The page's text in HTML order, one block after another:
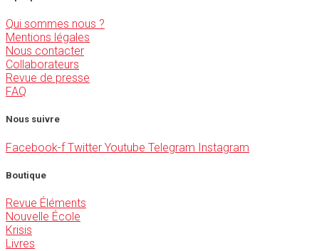
Qui sommes nous ?
Mentions légales
Nous contacter
Collaborateurs
Revue de presse
FAQ
Nous suivre
Facebook-f Twitter Youtube Telegram Instagram
Boutique
Revue Éléments
Nouvelle École
Krisis
Livres